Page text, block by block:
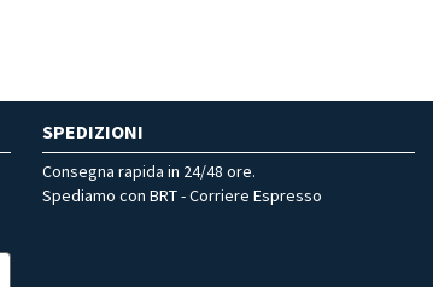
SPEDIZIONI
Consegna rapida in 24/48 ore.
Spediamo con BRT - Corriere Espresso